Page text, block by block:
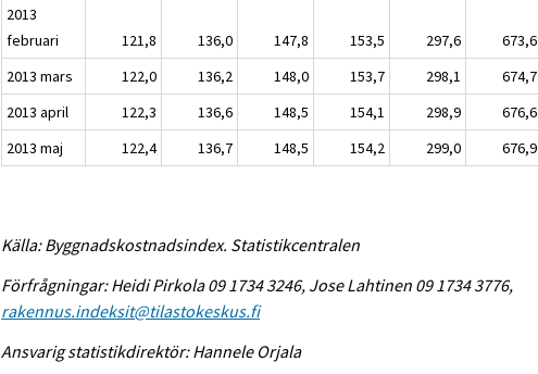
2013
februari
121,8 136,0 147,8 153,5 297,6 673,6
2013 mars
122,0 136,2 148,0 153,7 298,1 674,7
2013 april
122,3 136,6 148,5 154,1 298,9 676,6
2013 maj
122,4 136,7 148,5 154,2 299,0 676,9
Källa: Byggnadskostnadsindex. Statistikcentralen
Förfrågningar: Heidi Pirkola 09 1734 3246, Jose Lahtinen 09 1734 3776,
rakennus.indeksit@tilastokeskus.fi
Ansvarig statistikdirektör: Hannele Orjala